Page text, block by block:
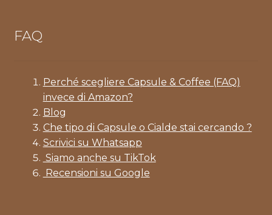
FAQ
Perché scegliere Capsule & Coffee (FAQ)
invece di Amazon?
Blog
Che tipo di Capsule o Cialde stai cercando ?
Scrivici su Whatsapp
Siamo anche su TikTok
Recensioni su Google